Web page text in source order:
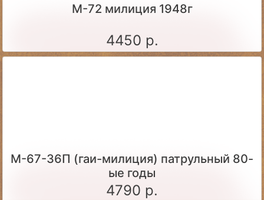
М-72 милиция 1948г
4450 р.
М-67-36П (гаи-милиция) патрульный 80-
ые годы
4790 р.